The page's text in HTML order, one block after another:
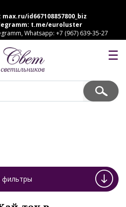
max.ru/id667108857800_biz
t.me/euroluster
Whatsapp: +7 (967) 639-35-27
☰
фильтры